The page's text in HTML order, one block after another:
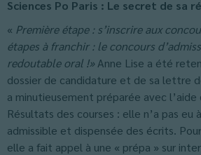
Sciences Po Paris : Le secret de sa
« Première étape : s’inscrire aux
étapes à franchir : le concours
redoutable oral !» Anne Lise a été
dossier de candidature et de sa lettre
a minutieusement préparée avec
Résultats des courses : elle n’a pas eu
admissible et dispensée des écrits.
elle a fait appel à une « prépa » sur